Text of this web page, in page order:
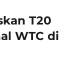
T20
WTC di